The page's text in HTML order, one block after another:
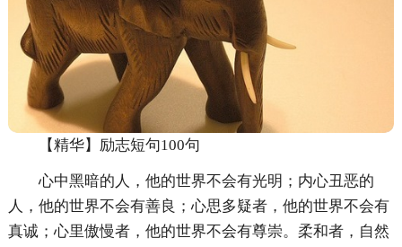
【精华】励志短句100句
心中黑暗的人，他的世界不会有光明；内心丑恶的
人，他的世界不会有善良；心思多疑者，他的世界不会有
真诚；心里傲慢者，他的世界不会有尊崇。柔和者，自然